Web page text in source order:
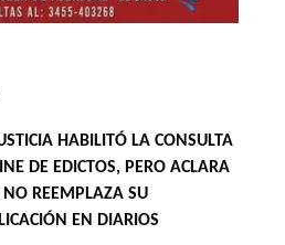
HABILITÓ LA CONSULTA
DE EDICTOS, PERO ACLARA
NO REEMPLAZA SU
EN DIARIOS